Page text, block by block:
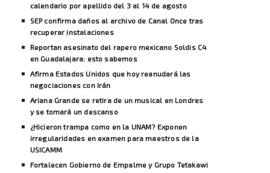
calendario por apellido del 3 al 14 de agosto
SEP confirma daños al archivo de Canal Once tras
recuperar instalaciones
Reportan asesinato del rapero mexicano Soldis C4
en Guadalajara: esto sabemos
Afirma Estados Unidos que hoy reanudará las
negociaciones con Irán
Ariana Grande se retira de un musical en Londres
y se tomará un descanso
¿Hicieron trampa como en la UNAM? Exponen
irregularidades en examen para maestros de la
USICAMM
Fortalecen Gobierno de Empalme y Grupo Tetakawi